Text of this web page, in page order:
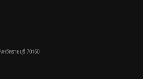
หวัดราชบุรี 70150